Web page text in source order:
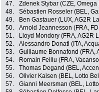
47.
Zdenek Stybar (CZE,
48.
Sébastien Rosseler (BEL,
49.
Ben Gastauer (LUX, AG2R
50.
Arnold Jeannesson (FRA,
51.
Lloyd Mondory (FRA, AG2R
52.
Alessandro Donati (ITA,
53.
Guillaume Bonnafond (FRA,
54.
Romain Feillu (FRA,
55.
Thomas Degand (BEL,
56.
Olivier Kaisen (BEL, Lotto
57.
Gianni Meersman (BEL,